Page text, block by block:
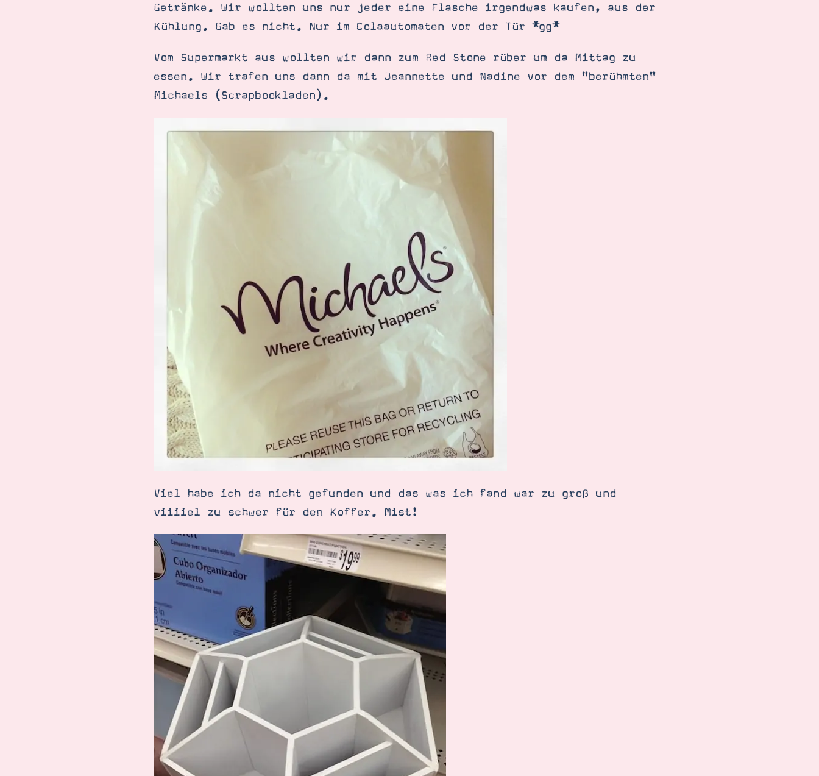
SUCHE
Getränke. Wir wollten uns nur jeder eine Flasche irgendwas kaufen, aus der
Kühlung. Gab es nicht. Nur im Colaautomaten vor der Tür *gg*
Vom Supermarkt aus wollten wir dann zum Red Stone rüber um da Mittag zu
essen. Wir trafen uns dann da mit Jeannette und Nadine vor dem "berühmten"
Michaels (Scrapbookladen).
Viel habe ich da nicht gefunden und das was ich fand war zu groß und
viiiiel zu schwer für den Koffer. Mist!